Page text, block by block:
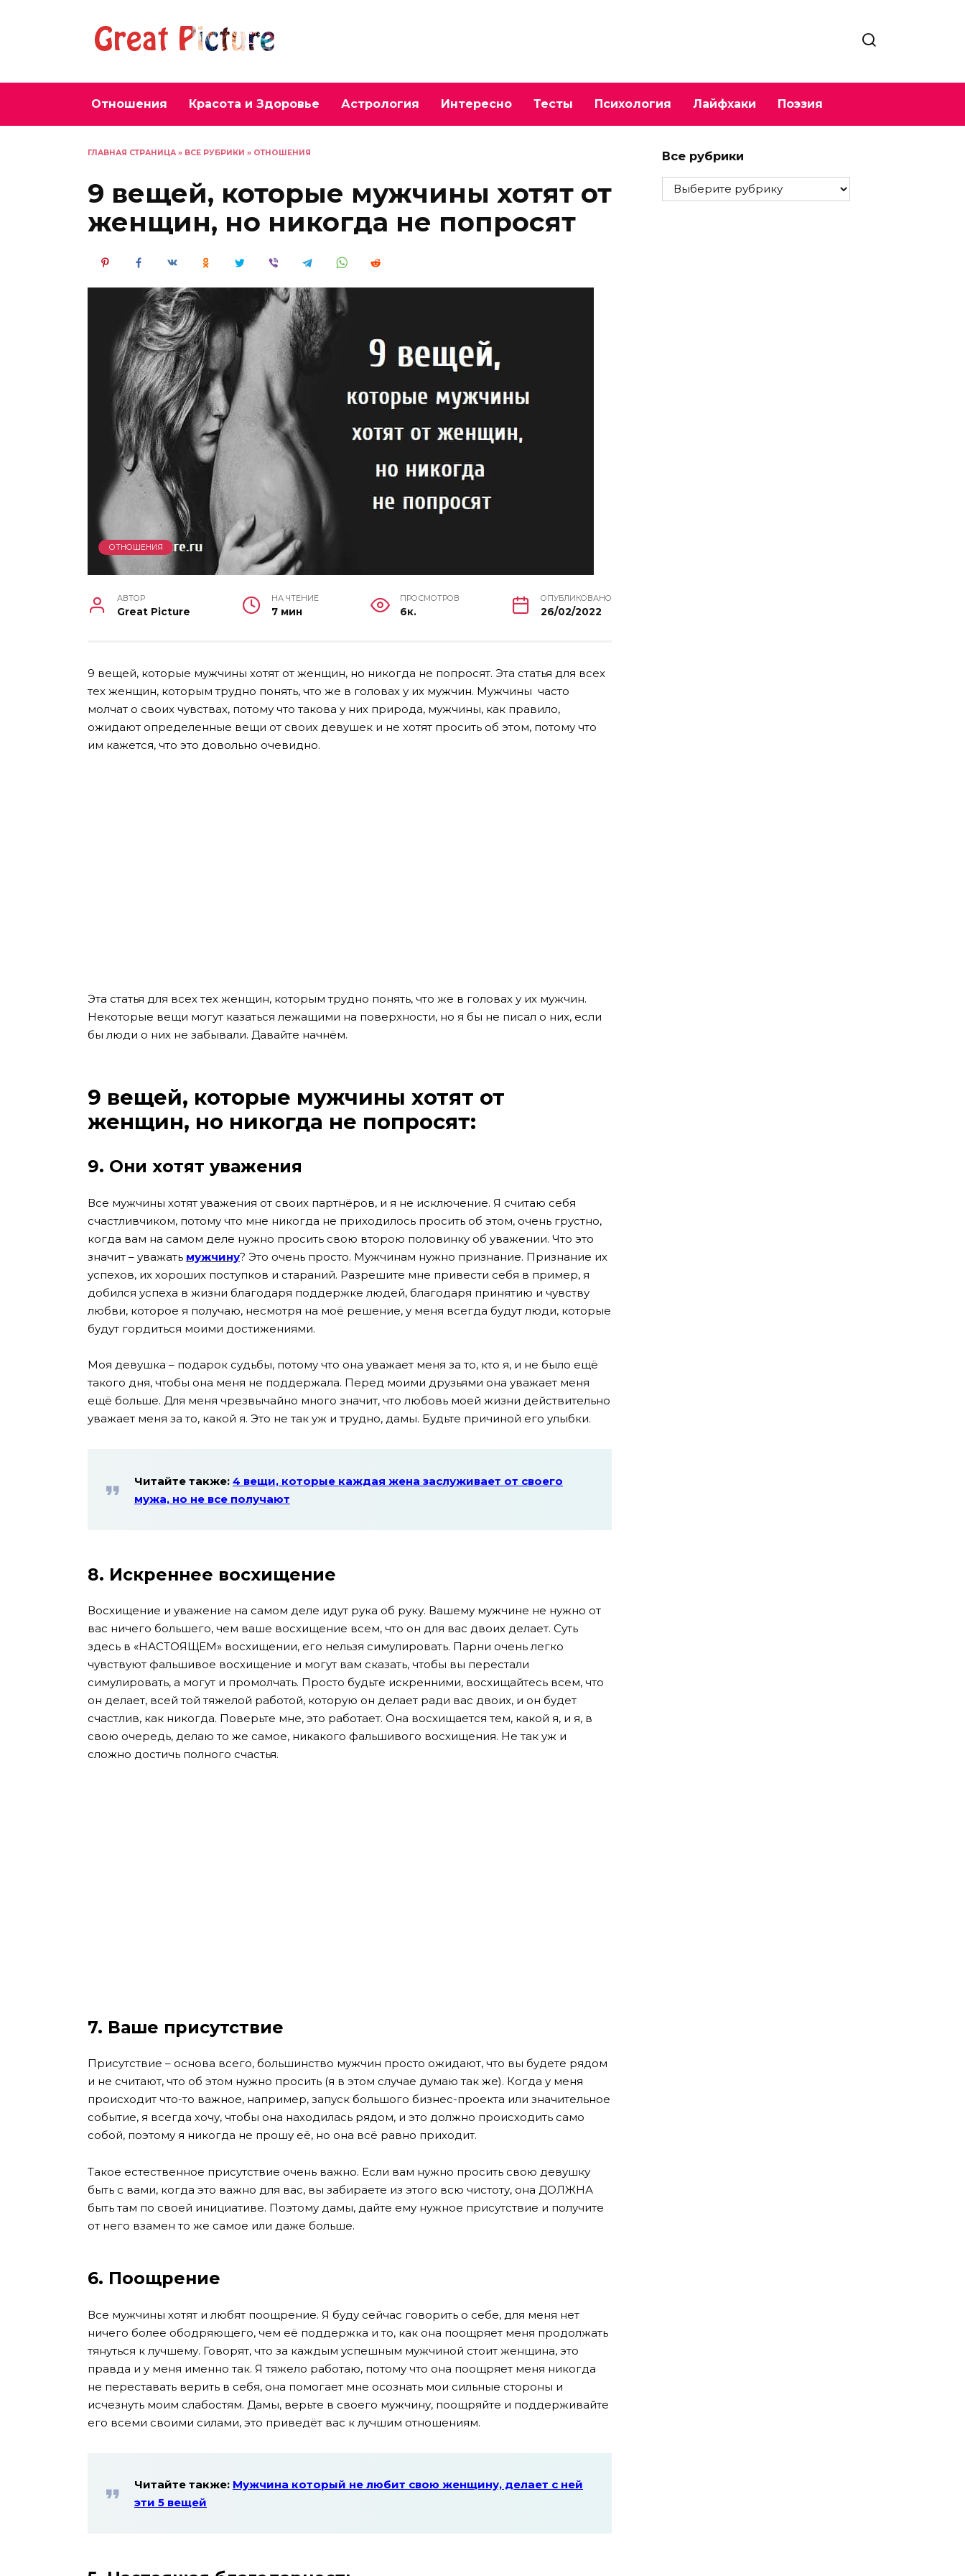
Отношения Красота и Здоровье Астрология Интересно Тесты Психология Лайфхаки Поэзия
ГЛАВНАЯ СТРАНИЦА » ВСЕ РУБРИКИ » ОТНОШЕНИЯ
9 вещей, которые мужчины хотят от
женщин, но никогда не попросят
ОТНОШЕНИЯ
АВТОР
Great Picture
НА ЧТЕНИЕ
7 мин
ПРОСМОТРОВ
6к.
ОПУБЛИКОВАНО
26/02/2022
9 вещей, которые мужчины хотят от женщин, но никогда не попросят. Эта статья для всех
тех женщин, которым трудно понять, что же в головах у их мужчин. Мужчины часто
молчат о своих чувствах, потому что такова у них природа, мужчины, как правило,
ожидают определенные вещи от своих девушек и не хотят просить об этом, потому что
им кажется, что это довольно очевидно.
Эта статья для всех тех женщин, которым трудно понять, что же в головах у их мужчин.
Некоторые вещи могут казаться лежащими на поверхности, но я бы не писал о них, если
бы люди о них не забывали. Давайте начнём.
9 вещей, которые мужчины хотят от
женщин, но никогда не попросят:
9. Они хотят уважения
Все мужчины хотят уважения от своих партнёров, и я не исключение. Я считаю себя
счастливчиком, потому что мне никогда не приходилось просить об этом, очень грустно,
когда вам на самом деле нужно просить свою второю половинку об уважении. Что это
значит – уважать мужчину? Это очень просто. Мужчинам нужно признание. Признание их
успехов, их хороших поступков и стараний. Разрешите мне привести себя в пример, я
добился успеха в жизни благодаря поддержке людей, благодаря принятию и чувству
любви, которое я получаю, несмотря на моё решение, у меня всегда будут люди, которые
будут гордиться моими достижениями.
Моя девушка – подарок судьбы, потому что она уважает меня за то, кто я, и не было ещё
такого дня, чтобы она меня не поддержала. Перед моими друзьями она уважает меня
ещё больше. Для меня чрезвычайно много значит, что любовь моей жизни действительно
уважает меня за то, какой я. Это не так уж и трудно, дамы. Будьте причиной его улыбки.
Читайте также: 4 вещи, которые каждая жена заслуживает от своего
мужа, но не все получают
8. Искреннее восхищение
Восхищение и уважение на самом деле идут рука об руку. Вашему мужчине не нужно от
вас ничего большего, чем ваше восхищение всем, что он для вас двоих делает. Суть
здесь в «НАСТОЯЩЕМ» восхищении, его нельзя симулировать. Парни очень легко
чувствуют фальшивое восхищение и могут вам сказать, чтобы вы перестали
симулировать, а могут и промолчать. Просто будьте искренними, восхищайтесь всем, что
он делает, всей той тяжелой работой, которую он делает ради вас двоих, и он будет
счастлив, как никогда. Поверьте мне, это работает. Она восхищается тем, какой я, и я, в
свою очередь, делаю то же самое, никакого фальшивого восхищения. Не так уж и
сложно достичь полного счастья.
7. Ваше присутствие
Присутствие – основа всего, большинство мужчин просто ожидают, что вы будете рядом
и не считают, что об этом нужно просить (я в этом случае думаю так же). Когда у меня
происходит что-то важное, например, запуск большого бизнес-проекта или значительное
событие, я всегда хочу, чтобы она находилась рядом, и это должно происходить само
собой, поэтому я никогда не прошу её, но она всё равно приходит.
Такое естественное присутствие очень важно. Если вам нужно просить свою девушку
быть с вами, когда это важно для вас, вы забираете из этого всю чистоту, она ДОЛЖНА
быть там по своей инициативе. Поэтому дамы, дайте ему нужное присутствие и получите
от него взамен то же самое или даже больше.
6. Поощрение
Все мужчины хотят и любят поощрение. Я буду сейчас говорить о себе, для меня нет
ничего более ободряющего, чем её поддержка и то, как она поощряет меня продолжать
тянуться к лучшему. Говорят, что за каждым успешным мужчиной стоит женщина, это
правда и у меня именно так. Я тяжело работаю, потому что она поощряет меня никогда
не переставать верить в себя, она помогает мне осознать мои сильные стороны и
исчезнуть моим слабостям. Дамы, верьте в своего мужчину, поощряйте и поддерживайте
его всеми своими силами, это приведёт вас к лучшим отношениям.
Читайте также: Мужчина который не любит свою женщину, делает с ней
эти 5 вещей
Все рубрики
Все
рубрики